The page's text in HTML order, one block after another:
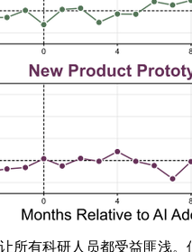
有科研人员都受益匪浅。